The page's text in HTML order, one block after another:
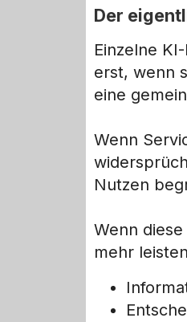
Der
Einzelne
erst, wenn
eine
Wenn
Nutzen
Wenn
mehr